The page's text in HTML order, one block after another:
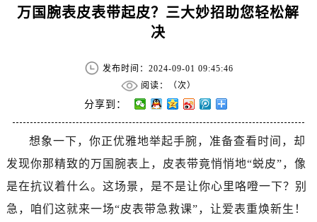
万国腕表皮表带起皮？三大妙招助您轻松解
决
发布时间：2024-09-01 09:45:46
阅读：（次）
分享到：
想象一下，你正优雅地举起手腕，准备查看时间，却
发现你那精致的万国腕表上，皮表带竟悄悄地“蜕皮”，像
是在抗议着什么。这场景，是不是让你心里咯噔一下？别
急，咱们这就来一场“皮表带急救课”，让爱表重焕新生！